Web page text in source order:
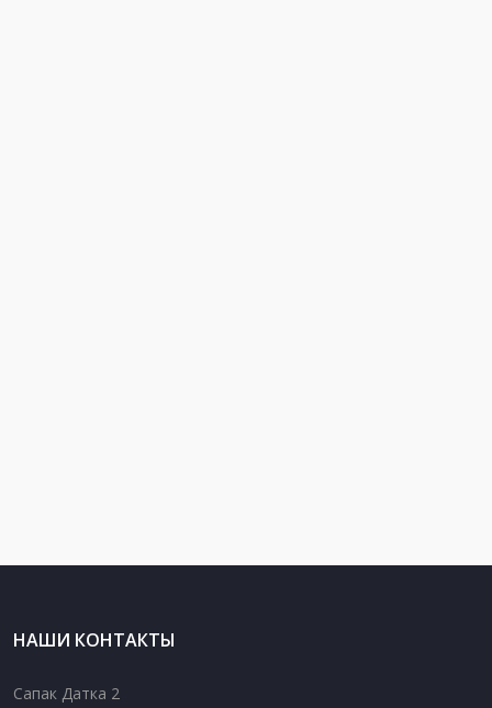
НАШИ КОНТАКТЫ
Сапак Датка 2